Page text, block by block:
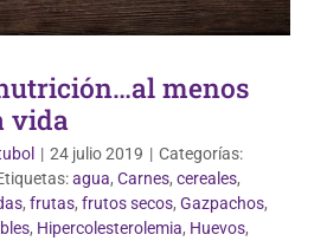
menos
vida
| 24 julio 2019 | Categorías:
agua, Carnes, cereales,
, frutas, frutos secos, Gazpachos,
, Hipercolesterolemia, Huevos,